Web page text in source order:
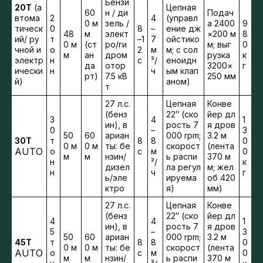
20T (а
втома
тическ
ий/ ру
чной и
электр
ически
й)
2
0
т
о
н
н
48
0 м
м
60
0 м
м
(ст
ан
да
рт)
Бензи
н / ди
зель /
элект
ро/ги
дром
отор
7.5 кВ
т
8
–1
2
с
4
–
7
м
³/
ч
Цепная
(управл
ение дж
ойстико
м; с сол
еноидн
ым клап
аном)
Подач
а 2400
×200 м
м; выг
рузка
3200×
250 мм
9
8
0
к
г
30T
AUTO
3
0
т
о
н
н
50
0 м
м
60
0 м
м
27 л.с.
(бенз
ин), в
ариан
ты: бе
нзин/
дизел
ь/эле
ктро
8
с
4
–
8
м
³/
ч
Цепная
22″ (ско
рость 7
000 rpm;
скорост
ь распи
ла регул
ируема
я)
Конве
йер дл
я дров
3.2 м
(лента
370 м
м; жел
об 420
мм)
1
3
0
0
к
г
45T
AUTO
4
5
т
о
50
0 м
м
60
0 м
м
27 л.с.
(бенз
ин), в
ариан
ты: бе
нзин/
8
с
4
–
8
м
Цепная
22″ (ско
рость 7
000 rpm;
скорост
ь распи
Конве
йер дл
я дров
3.2 м
(лента
370 м
1
3
0
0